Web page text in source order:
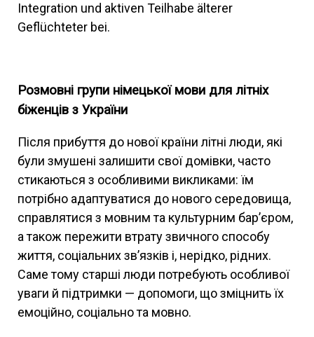
Integration und aktiven Teilhabe älterer
Geflüchteter bei.
Розмовні групи німецької мови для літніх
біженців з України
Після прибуття до нової країни літні люди, які
були змушені залишити свої домівки, часто
стикаються з особливими викликами: їм
потрібно адаптуватися до нового середовища,
справлятися з мовним та культурним бар’єром,
а також пережити втрату звичного способу
життя, соціальних зв’язків і, нерідко, рідних.
Саме тому старші люди потребують особливої
уваги й підтримки — допомоги, що зміцнить їх
емоційно, соціально та мовно.